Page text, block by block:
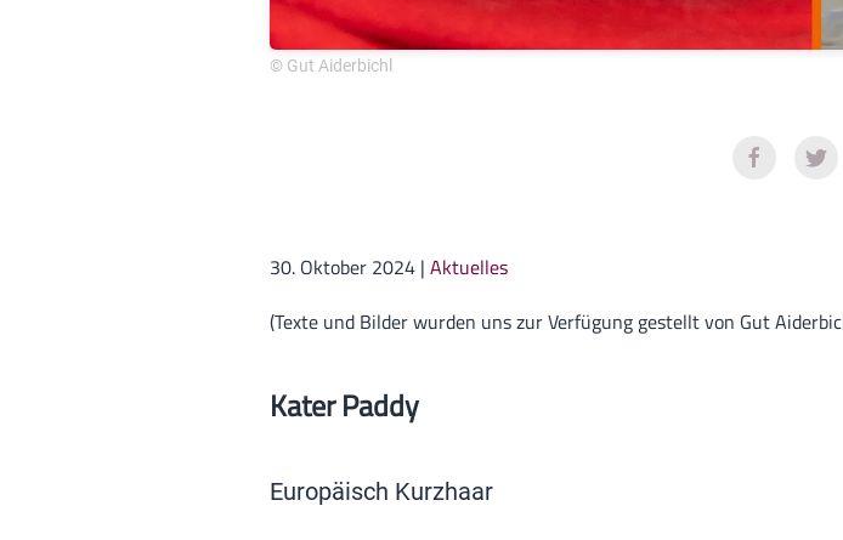
© Gut Aiderbichl
30. Oktober 2024 | Aktuelles
(Texte und Bilder wurden uns zur Verfügung gestellt von Gut
Kater Paddy
Europäisch Kurzhaar